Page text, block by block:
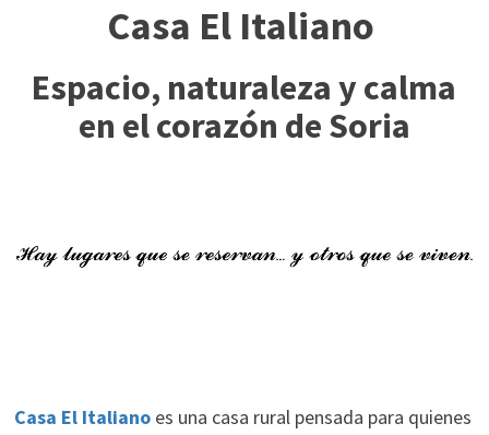
Casa El Italiano
Espacio, naturaleza y calma
en el corazón de Soria
Casa El Italianoes una casa rural pensada para quienes